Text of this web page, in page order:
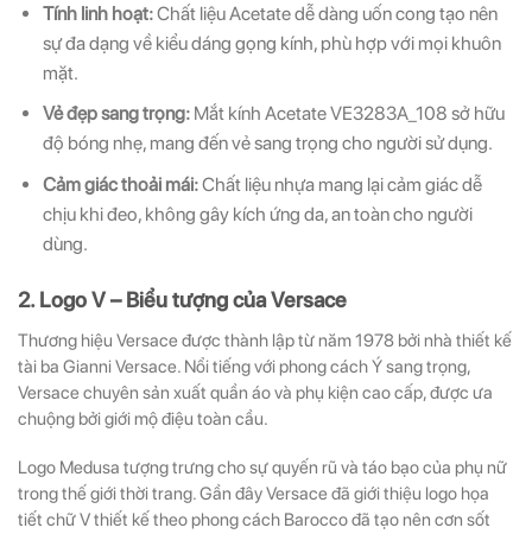
Tính linh hoạt:Chất liệu Acetate dễ dàng uốn cong tạo nên
sự đa dạng về kiểu dáng gọng kính, phù hợp với mọi khuôn
mặt.
Vẻ đẹp sang trọng:Mắt kính Acetate VE3283A_108 sở hữu
độ bóng nhẹ, mang đến vẻ sang trọng cho người sử dụng.
Cảm giác thoải mái:Chất liệu nhựa mang lại cảm giác dễ
chịu khi đeo, không gây kích ứng da, an toàn cho người
dùng.
2. Logo V – Biểu tượng của Versace
Thương hiệu Versace được thành lập từ năm 1978 bởi nhà thiết kế
tài ba Gianni Versace. Nổi tiếng với phong cách Ý sang trọng,
Versace chuyên sản xuất quần áo và phụ kiện cao cấp, được ưa
chuộng bởi giới mộ điệu toàn cầu.
Logo Medusa tượng trưng cho sự quyến rũ và táo bạo của phụ nữ
trong thế giới thời trang. Gần đây Versace đã giới thiệu logo họa
tiết chữ V thiết kế theo phong cách Barocco đã tạo nên cơn sốt